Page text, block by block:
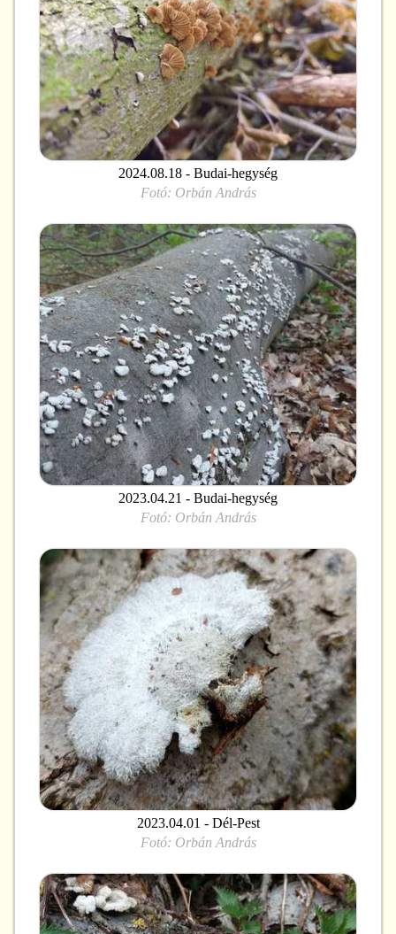
2024.08.18 - Budai-hegység
Fotó: Orbán András
2023.04.21 - Budai-hegység
Fotó: Orbán András
2023.04.01 - Dél-Pest
Fotó: Orbán András